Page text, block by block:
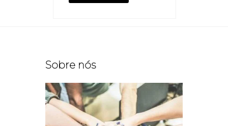
Sobre nós